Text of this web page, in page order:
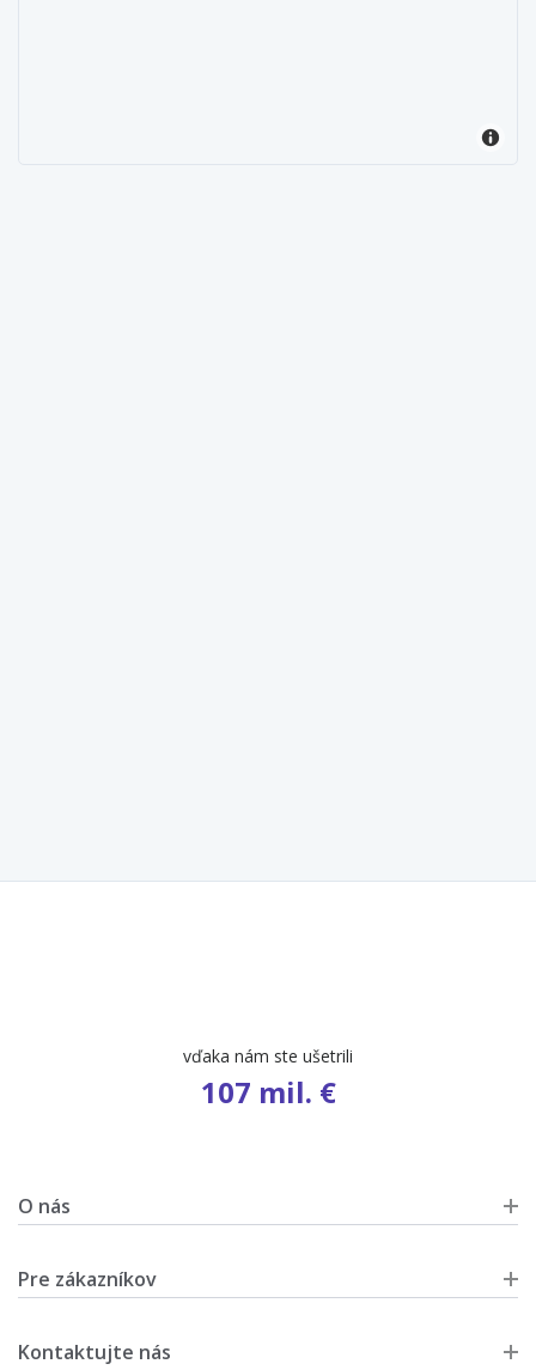
vďaka nám ste ušetrili
107 mil. €
O nás
Pre zákazníkov
Kontaktujte nás